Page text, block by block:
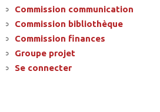
Commission communication
Commission bibliothèque
Commission finances
Groupe projet
Se connecter